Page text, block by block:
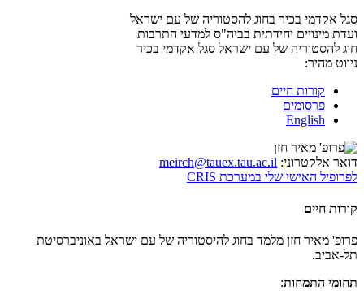
סגל אקדמי בכיר בחוג להסטוריה של עם ישראל
ועדת מינויים יחידתית בביה"ס למדעי התרבות
חוג להסטוריה של עם ישראל סגל אקדמי בכיר
ניווט מהיר:
קורות חיים
פרסומים
English
דואר אלקטרוני: meirch@tauex.tau.ac.il
לפרופיל האישי שלי במערכת CRIS
קורות חיים
פרופ' מאיר חזן מלמד בחוג להיסטוריה של עם ישראל באוניברסיטת
תל-אביב.
תחומי התמחות: